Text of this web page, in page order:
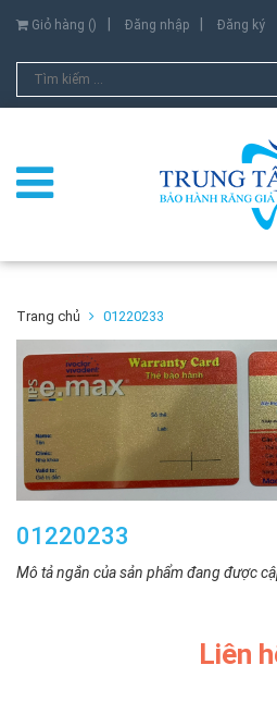
Giỏ hàng () Đăng nhập Đăng ký
Trang chủ 01220233
01220233
Mô tả ngắn của sản phẩm đang được
Liên